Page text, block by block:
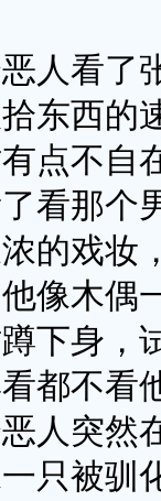
看了张
东西的
不自在
那个男
的戏妆
像木偶
身，试
不看他
突然在
只被驯